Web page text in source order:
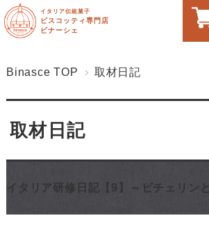
イタリア伝統菓子
ビスコッティ専門店
ビナーシェ
トップページ
ご利用案内・送
Binasce TOP 取材日記
取材日記
イタリア研修日記【9】～ビチェリン